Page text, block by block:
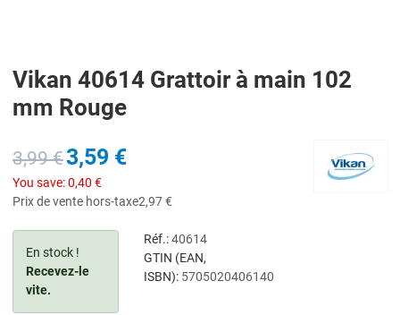
Vikan 40614 Grattoir à main 102
mm Rouge
3,99 €3,59 €
You save:0,40 €
Prix de vente hors-taxe2,97 €
En stock !
Recevez-le
vite.
Réf.: 40614
GTIN (EAN,
ISBN): 5705020406140